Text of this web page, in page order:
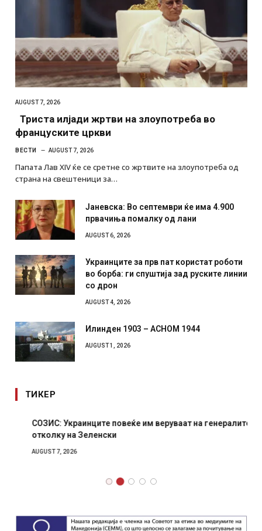
AUGUST 7, 2026
Триста илјади жртви на злоупотреба во
француските цркви
ВЕСТИ AUGUST 7, 2026
Папата Лав XIV ќе се сретне со жртвите на злоупотреба од
страна на свештеници за…
Јаневска: Во септември ќе има 4.900
првачиња помалку од лани
AUGUST 6, 2026
Украинците за прв пат користат роботи
во борба: ги спуштија зад руските линии
со дрон
AUGUST 4, 2026
Илинден 1903 – АСНОМ 1944
AUGUST 1, 2026
ТИКЕР
СОЗИС: Украинците повеќе им веруваат на генералите
отколку на Зеленски
AUGUST 7, 2026